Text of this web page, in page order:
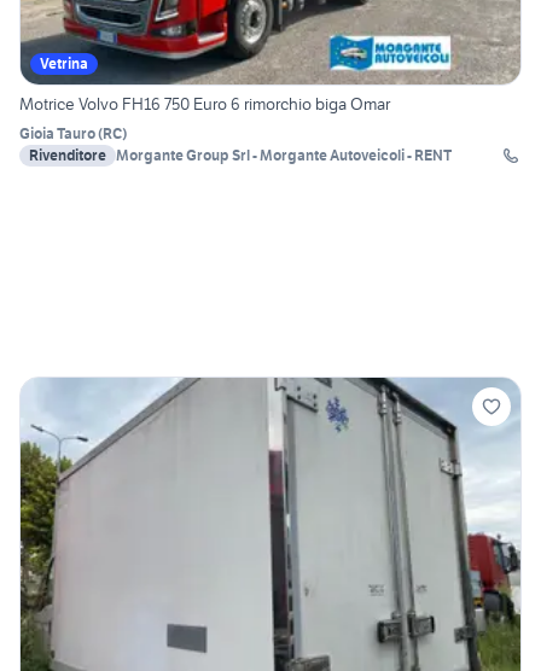
Vetrina
Motrice Volvo FH16 750 Euro 6 rimorchio biga Omar
Gioia Tauro(RC)
Rivenditore Morgante Group Srl - Morgante Autoveicoli - RENT